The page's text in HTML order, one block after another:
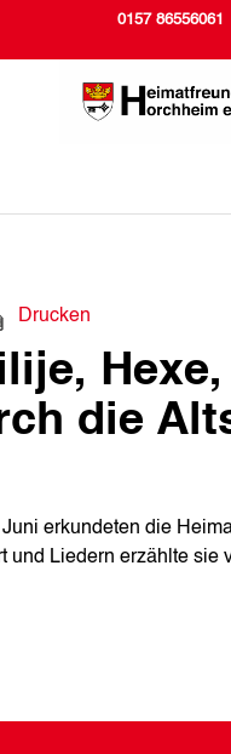
0157 86556061
Drucken
die
erkundeten die
und Liedern erzählte sie